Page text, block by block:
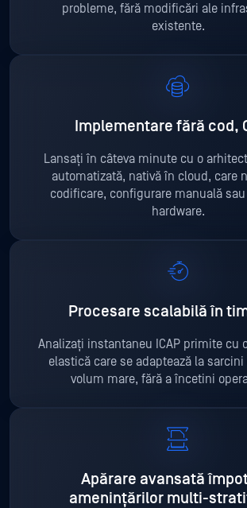
probleme, fără modificări ale
existente.
Implementare fără cod,
Lansați în câteva minute cu o
automatizată, nativă în cloud, care
codificare, configurare manuală
hardware.
Procesare scalabilă în
Analizați instantaneu ICAP primite cu
elastică care se adaptează la
volum mare, fără a încetini
Apărare avansată
amenințărilor multi-